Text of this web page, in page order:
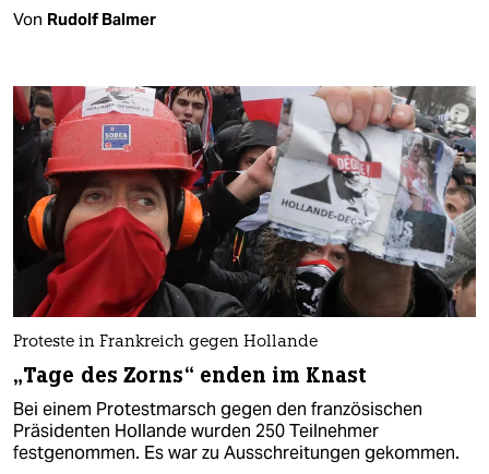
Von Rudolf Balmer
Proteste in Frankreich gegen Hollande
„Tage des Zorns“ enden im Knast
Bei einem Protestmarsch gegen den französischen
Präsidenten Hollande wurden 250 Teilnehmer
festgenommen. Es war zu Ausschreitungen gekommen.